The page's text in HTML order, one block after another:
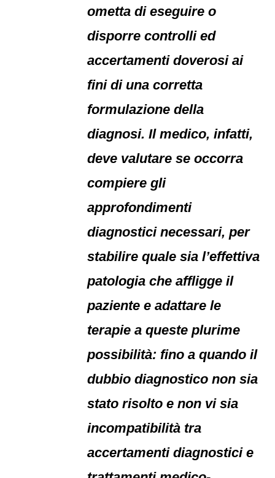
ometta di eseguire o
disporre controlli ed
accertamenti doverosi ai
fini di una corretta
formulazione della
diagnosi. Il medico, infatti,
deve valutare se occorra
compiere gli
approfondimenti
diagnostici necessari, per
stabilire quale sia l’effettiva
patologia che affligge il
paziente e adattare le
terapie a queste plurime
possibilità: fino a quando il
dubbio diagnostico non sia
stato risolto e non vi sia
incompatibilità tra
accertamenti diagnostici e